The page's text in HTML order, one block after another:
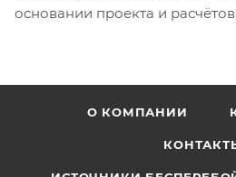
основании проекта и
О КОМПАНИИ